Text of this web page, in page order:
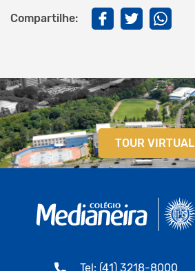
Compartilhe:
TOUR VIRTUAL
Tel: (41) 3218-8000